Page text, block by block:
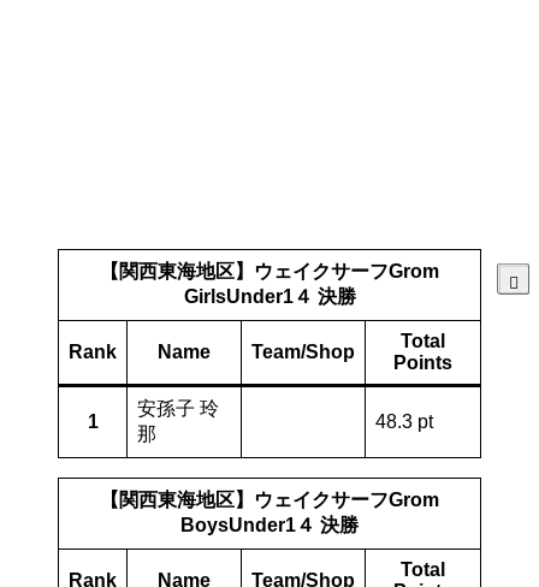
【関西東海地区】ウェイクサーフGrom
GirlsUnder1４ 決勝
Rank Name Team/Shop
Total
Points
1
安孫子 玲
那
48.3 pt
【関西東海地区】ウェイクサーフGrom
BoysUnder1４ 決勝
Rank Name Team/Shop
Total